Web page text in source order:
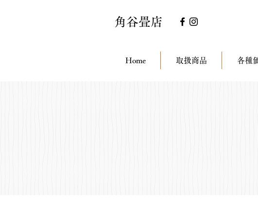
角谷畳店
Home 取扱商品 各種